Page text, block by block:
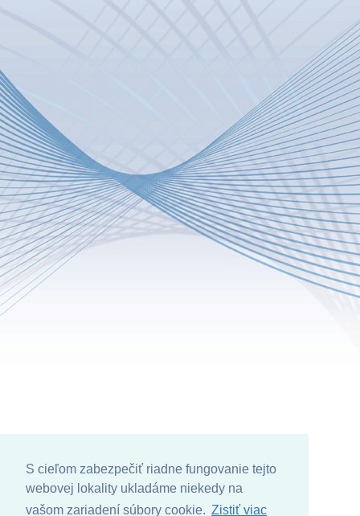
S cieľom zabezpečiť riadne fungovanie tejto
webovej lokality ukladáme niekedy na
vašom zariadení súbory cookie. Zistiť viac